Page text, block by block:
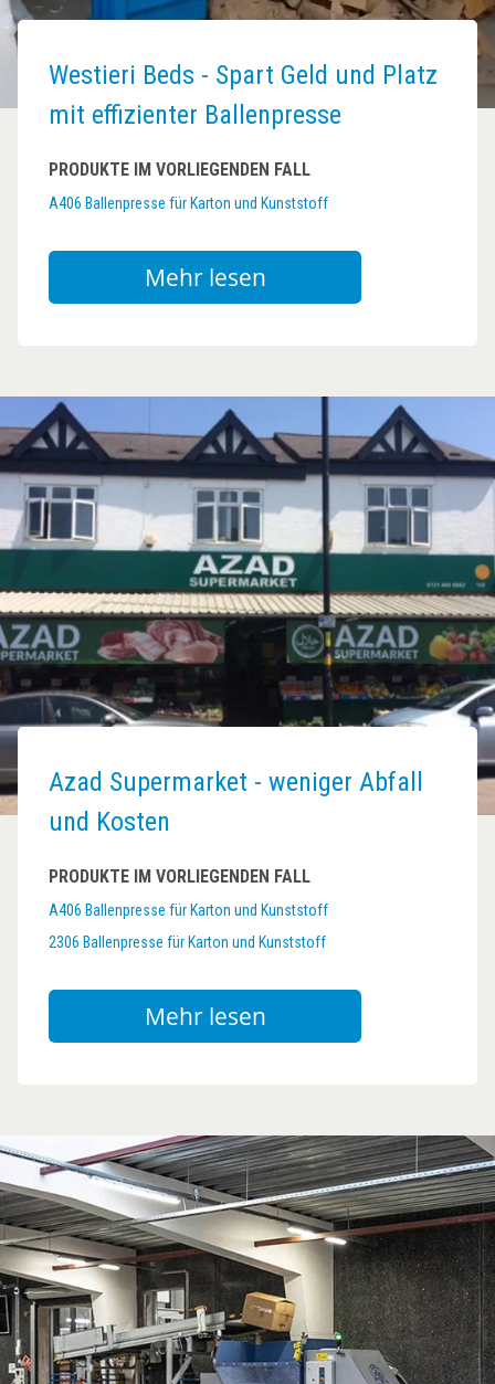
Westieri Beds - Spart Geld und Platz
mit effizienter Ballenpresse
PRODUKTE IM VORLIEGENDEN FALL
A406 Ballenpresse für Karton und Kunststoff
Mehr lesen
Azad Supermarket - weniger Abfall
und Kosten
PRODUKTE IM VORLIEGENDEN FALL
A406 Ballenpresse für Karton und Kunststoff
2306 Ballenpresse für Karton und Kunststoff
Mehr lesen